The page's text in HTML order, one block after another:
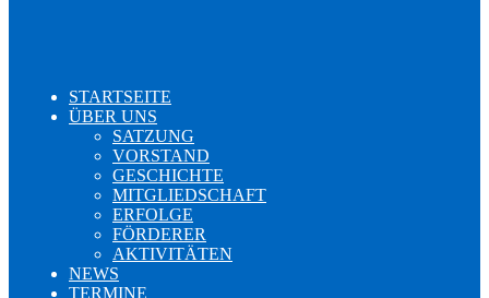
STARTSEITE
ÜBER UNS
SATZUNG
VORSTAND
GESCHICHTE
MITGLIEDSCHAFT
ERFOLGE
FÖRDERER
AKTIVITÄTEN
NEWS
TERMINE